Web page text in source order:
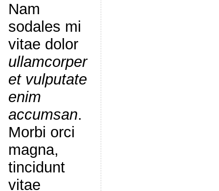
Nam
sodales mi
vitae dolor
ullamcorper
et vulputate
enim
accumsan.
Morbi orci
magna,
tincidunt
vitae